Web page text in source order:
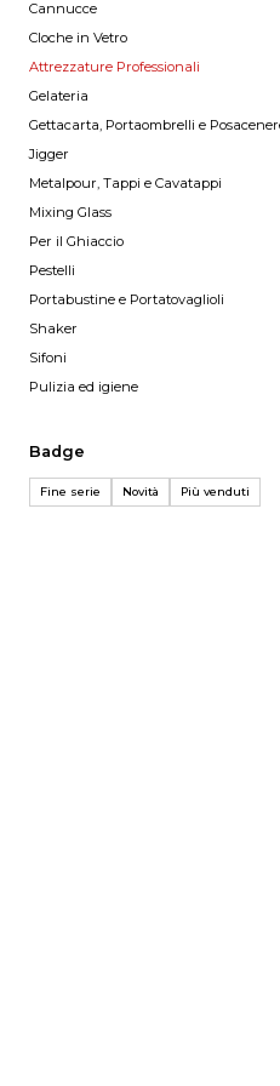
Cannucce
Cloche in Vetro
Attrezzature Professionali
Gelateria
Gettacarta, Portaombrelli e
Jigger
Metalpour, Tappi e Cavatappi
Mixing Glass
Per il Ghiaccio
Pestelli
Portabustine e Portatovaglioli
Shaker
Sifoni
Pulizia ed igiene
Badge
Fine serie Novità Più venduti